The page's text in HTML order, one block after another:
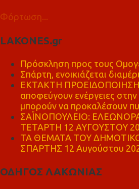
Φόρτωση...
LAKONES.gr
Πρόσκληση προς τους
Σπάρτη, ενοικιάζεται
ΕΚΤΑΚΤΗ ΠΡΟΕΙΔΟΠΟΙΗΣΗ!
αποφεύγουν ενέργειες
μπορούν να προκαλέσουν
ΣΑΪΝΟΠΟΥΛΕΙΟ:
ΤΕΤΑΡΤΗ 12 ΑΥΓΟΥΣΤΟΥ
ΤΑ ΘΕΜΑΤΑ ΤΟΥ
ΣΠΑΡΤΗΣ 12 Αυγούστου
ΟΔΗΓΟΣ ΛΑΚΩΝΙΑΣ